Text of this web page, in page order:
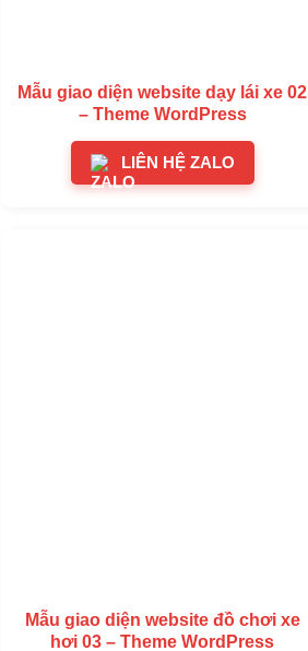
Mẫu giao diện website dạy lái xe 02
– Theme WordPress
LIÊN HỆ ZALO
Mẫu giao diện website đồ chơi xe
hơi 03 – Theme WordPress